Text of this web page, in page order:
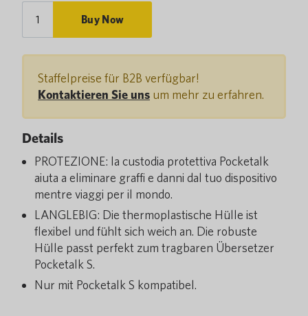
Buy Now
Staffelpreise für B2B verfügbar!
Kontaktieren Sie uns um mehr zu erfahren.
Details
PROTEZIONE: la custodia protettiva Pocketalk
aiuta a eliminare graffi e danni dal tuo dispositivo
mentre viaggi per il mondo.
LANGLEBIG: Die thermoplastische Hülle ist
flexibel und fühlt sich weich an. Die robuste
Hülle passt perfekt zum tragbaren Übersetzer
Pocketalk S.
Nur mit Pocketalk S kompatibel.